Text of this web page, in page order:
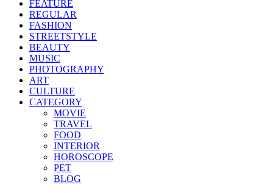
FEATURE
REGULAR
FASHION
STREETSTYLE
BEAUTY
MUSIC
PHOTOGRAPHY
ART
CULTURE
CATEGORY
MOVIE
TRAVEL
FOOD
INTERIOR
HOROSCOPE
PET
BLOG